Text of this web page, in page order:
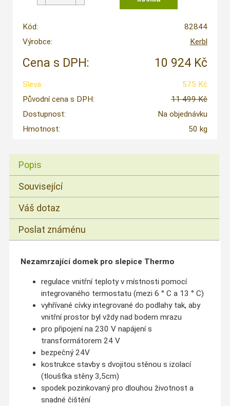
Kód:
82844
Výrobce:
Kerbl
Cena s DPH: 10 924 Kč
Sleva:
575 Kč
Původní cena s DPH:
11 499 Kč
Dostupnost:
Na objednávku
Hmotnost:
50 kg
Popis
Související
Váš dotaz
Poslat známénu
Nezamrzající domek pro slepice Thermo
regulace vnitřní teploty v místnosti pomocí
integrovaného termostatu (mezi 6 ° C a 13 ° C)
vyhřívané cívky integrované do podlahy tak, aby
vnitřní prostor byl vždy nad bodem mrazu
pro připojení na 230 V napájení s
transformátorem 24 V
bezpečný 24V
kostrukce stavby s dvojitou stěnou s izolací
(tloušťka stěny 3,5cm)
spodek pozinkovaný pro dlouhou životnost a
snadné čištění